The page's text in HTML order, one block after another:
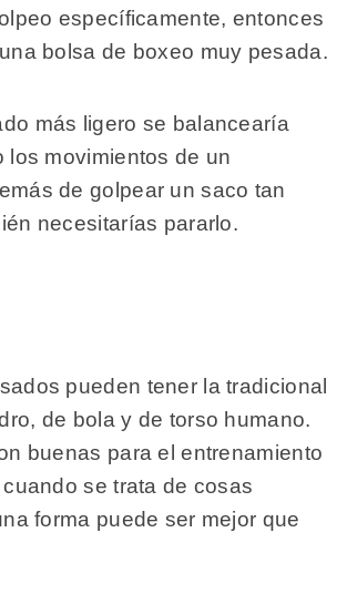
específicamente, entonces
bolsa de boxeo muy pesada.
más ligero se balancearía
los movimientos de un
de golpear un saco tan
necesitarías pararlo.
pueden tener la tradicional
de bola y de torso humano.
buenas para el entrenamiento
se trata de cosas
forma puede ser mejor que